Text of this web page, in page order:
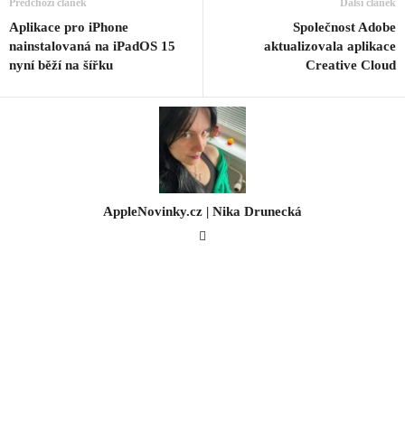
Předchozí článek
Aplikace pro iPhone
nainstalovaná na iPadOS 15
nyní běží na šířku
Další článek
Společnost Adobe
aktualizovala aplikace
Creative Cloud
AppleNovinky.cz | Nika Drunecká